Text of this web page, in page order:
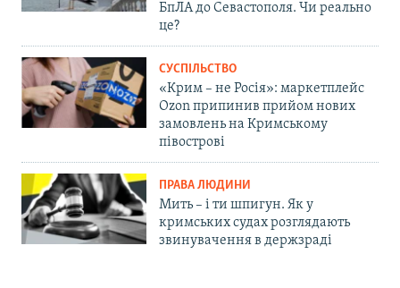
БпЛА до Севастополя. Чи реально
це?
СУСПІЛЬСТВО
«Крим – не Росія»: маркетплейс
Ozon припинив прийом нових
замовлень на Кримському
півострові
ПРАВА ЛЮДИНИ
Мить – і ти шпигун. Як у
кримських судах розглядають
звинувачення в держзраді